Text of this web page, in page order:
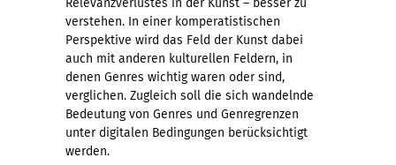
verstehen. In einer komperatistischen
Perspektive wird das Feld der Kunst dabei
auch mit anderen kulturellen Feldern, in
denen Genres wichtig waren oder sind,
verglichen. Zugleich soll die sich wandelnde
Bedeutung von Genres und Genregrenzen
unter digitalen Bedingungen berücksichtigt
werden.